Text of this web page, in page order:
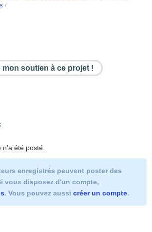
/
soutien à ce projet !
été posté.
enregistrés peuvent poster des
vous disposez d'un compte,
. Vous pouvez aussicréer un compte.